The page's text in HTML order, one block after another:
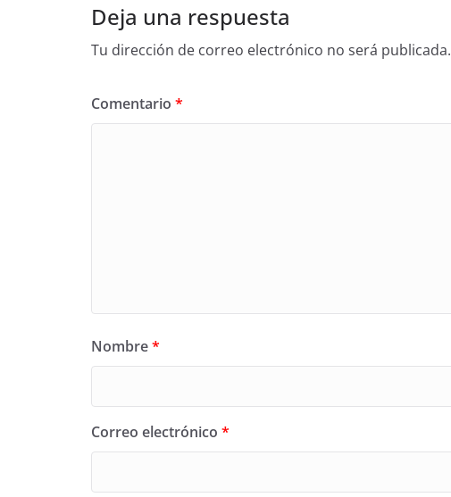
Deja una respuesta
Tu dirección de correo electrónico no será publicada.
Comentario *
Nombre*
Correo electrónico *